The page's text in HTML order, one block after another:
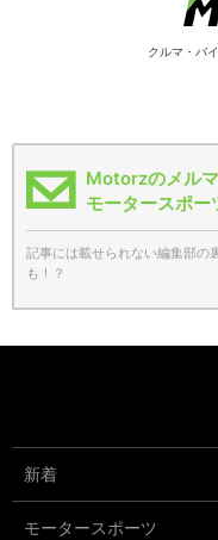
クルマ・バ
Motorzのメル
モータースポー
記事には載せられない編集部の
も！？
新着
モータースポーツ